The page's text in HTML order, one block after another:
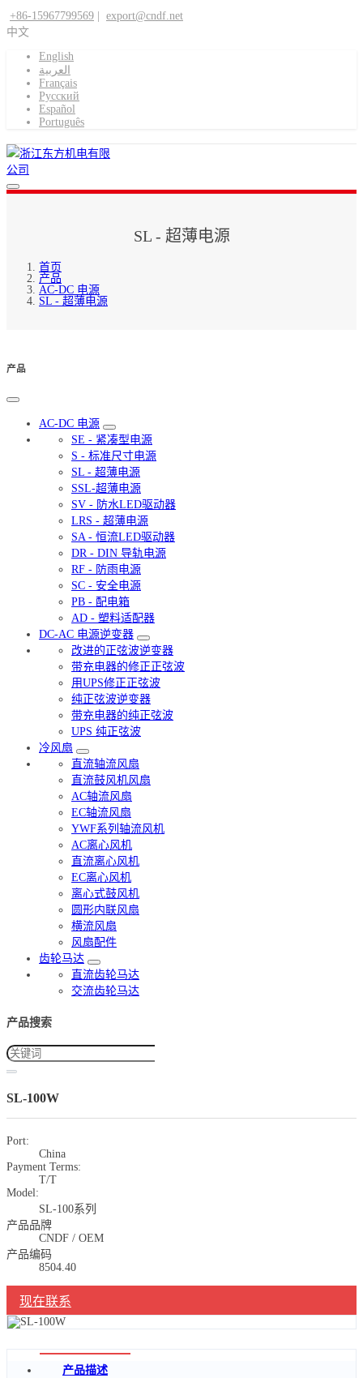
+86-15967799569
export@cndf.net
中文
English
العربية
Français
Pусский
Español
Português
SL - 超薄电源
首页
产品
AC-DC 电源
SL - 超薄电源
产品
AC-DC 电源
SE - 紧凑型电源
S - 标准尺寸电源
SL - 超薄电源
SSL-超薄电源
SV - 防水LED驱动器
LRS - 超薄电源
SA - 恒流LED驱动器
DR - DIN 导轨电源
RF - 防雨电源
SC - 安全电源
PB - 配电箱
AD - 塑料适配器
DC-AC 电源逆变器
改进的正弦波逆变器
带充电器的修正正弦波
用UPS修正正弦波
纯正弦波逆变器
带充电器的纯正弦波
UPS 纯正弦波
冷风扇
直流轴流风扇
直流鼓风机风扇
AC轴流风扇
EC轴流风扇
YWF系列轴流风机
AC离心风机
直流离心风机
EC离心风机
离心式鼓风机
圆形内联风扇
横流风扇
风扇配件
齿轮马达
直流齿轮马达
交流齿轮马达
产品搜索
SL-100W
Port:
China
Payment Terms:
T/T
Model:
SL-100系列
产品品牌
CNDF / OEM
产品编码
8504.40
现在联系
产品描述